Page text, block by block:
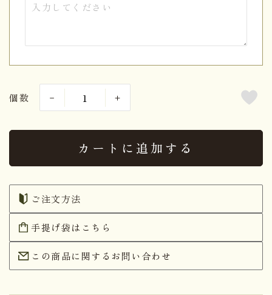
個数
カートに追加する
ご注文方法
手提げ袋はこちら
この商品に関するお問い合わせ